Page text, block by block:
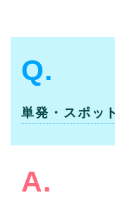
Q.
単発・スポッ
A.